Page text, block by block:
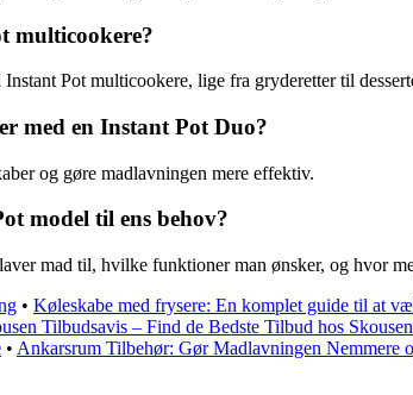
multicookere?
Pot multicookere, lige fra gryderetter til
med en Instant Pot Duo?
og gøre madlavningen mere effektiv.
model til ens behov?
mad til, hvilke funktioner man ønsker, og hvor
• Køleskabe med frysere: En komplet guide til at
Tilbudsavis – Find de Bedste Tilbud hos Skousen
• Ankarsrum Tilbehør: Gør Madlavningen Nemmere